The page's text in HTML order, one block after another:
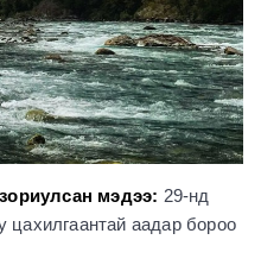
мэдээ: 29-нд
цахилгаантай аадар бороо